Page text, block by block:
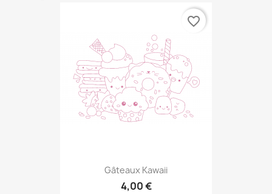
Gâteaux Kawaii
4,00 €
favorite_border